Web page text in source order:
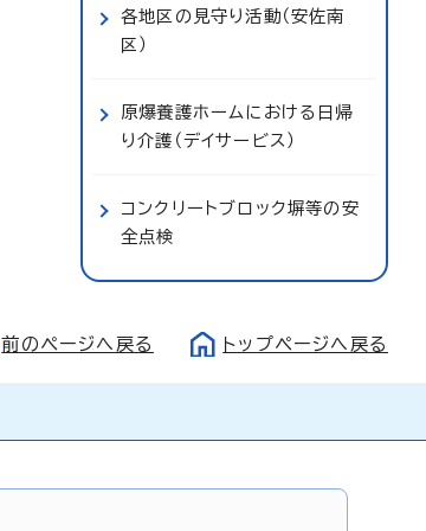
各地区の見守り活動（安佐南
区）
原爆養護ホームにおける日帰
り介護（デイサービス）
コンクリートブロック塀等の安
全点検
前のページへ戻る トップページへ戻る